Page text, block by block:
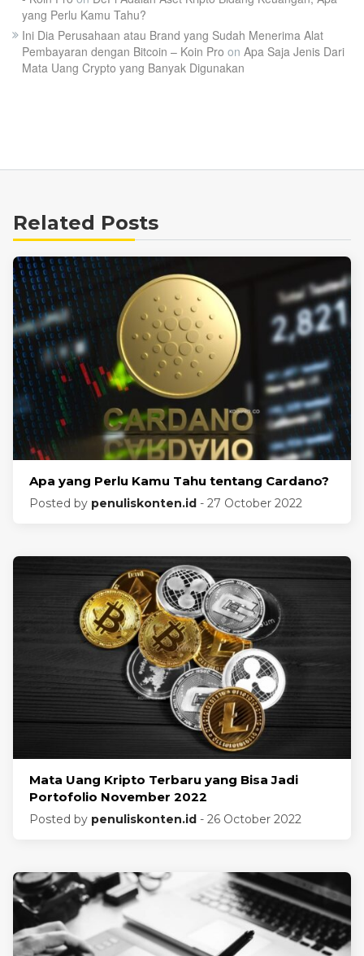
yang Perlu Kamu Tahu?
Ini Dia Perusahaan atau Brand yang Sudah Menerima Alat
Pembayaran dengan Bitcoin – Koin Pro on Apa Saja Jenis Dari
Mata Uang Crypto yang Banyak Digunakan
Related Posts
Apa yang Perlu Kamu Tahu tentang Cardano?
Posted by penuliskonten.id - 27 October 2022
Mata Uang Kripto Terbaru yang Bisa Jadi
Portofolio November 2022
Posted by penuliskonten.id - 26 October 2022